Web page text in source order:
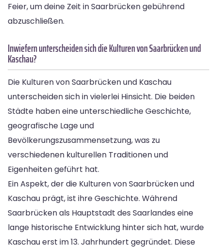
Feier, um deine Zeit in Saarbrücken gebührend
abzuschließen.
Inwiefern unterscheiden sich die Kulturen von Saarbrücken und
Kaschau?
Die Kulturen von Saarbrücken und Kaschau
unterscheiden sich in vielerlei Hinsicht. Die beiden
Städte haben eine unterschiedliche Geschichte,
geografische Lage und
Bevölkerungszusammensetzung, was zu
verschiedenen kulturellen Traditionen und
Eigenheiten geführt hat.
Ein Aspekt, der die Kulturen von Saarbrücken und
Kaschau prägt, ist ihre Geschichte. Während
Saarbrücken als Hauptstadt des Saarlandes eine
lange historische Entwicklung hinter sich hat, wurde
Kaschau erst im 13. Jahrhundert gegründet. Diese